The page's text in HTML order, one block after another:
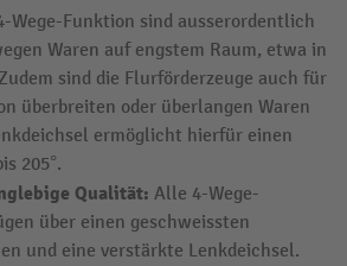
Wege-Funktion sind ausserordentlich
Waren auf engstem Raum, etwa in
sind die Flurförderzeuge auch für
überbreiten oder überlangen Waren
ermöglicht hierfür einen
205°.
Qualität: Alle 4-Wege-
über einen geschweissten
und eine verstärkte Lenkdeichsel.